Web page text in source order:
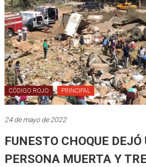
CÓDIGO ROJO PRINCIPAL
24 de mayo de 2022
FUNESTO CHOQUE DEJÓ
PERSONA MUERTA Y